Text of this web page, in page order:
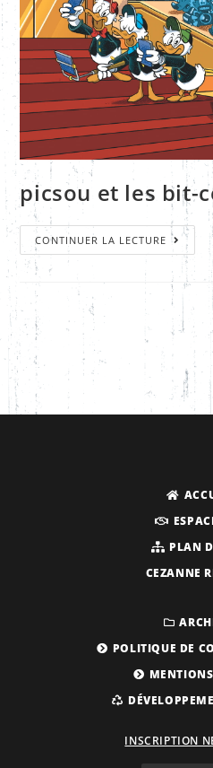
picsou et les bit-
CONTINUER LA LECTURE
PLAN
CEZANNE
POLITIQUE DE
INSCRIPTION